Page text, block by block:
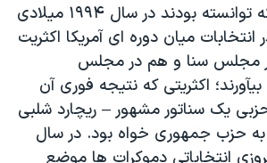
نوبل صلح
آمریکا «سی‌پک»
به چین
جمهوری خواهان که توانسته بودند در سال ۱۹۹۴ میلادی
سال در انتخابات میان دوره ای آمریکا اکثریت
مجلس سنا و هم در مجلس
اکثریتی که نتیجه فوری آن
یک سناتور مشهور – ریچارد شلبی
حزب جمهوری خواه بود. در سال
پیروزی انتخاباتی دموکرات ها موضع